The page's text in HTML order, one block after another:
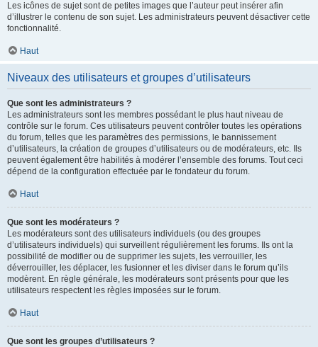
Les icônes de sujet sont de petites images que l’auteur peut insérer afin
d’illustrer le contenu de son sujet. Les administrateurs peuvent désactiver cette
fonctionnalité.
Haut
Niveaux des utilisateurs et groupes d’utilisateurs
Que sont les administrateurs ?
Les administrateurs sont les membres possédant le plus haut niveau de
contrôle sur le forum. Ces utilisateurs peuvent contrôler toutes les opérations
du forum, telles que les paramètres des permissions, le bannissement
d’utilisateurs, la création de groupes d’utilisateurs ou de modérateurs, etc. Ils
peuvent également être habilités à modérer l’ensemble des forums. Tout ceci
dépend de la configuration effectuée par le fondateur du forum.
Haut
Que sont les modérateurs ?
Les modérateurs sont des utilisateurs individuels (ou des groupes
d’utilisateurs individuels) qui surveillent régulièrement les forums. Ils ont la
possibilité de modifier ou de supprimer les sujets, les verrouiller, les
déverrouiller, les déplacer, les fusionner et les diviser dans le forum qu’ils
modèrent. En règle générale, les modérateurs sont présents pour que les
utilisateurs respectent les règles imposées sur le forum.
Haut
Que sont les groupes d’utilisateurs ?